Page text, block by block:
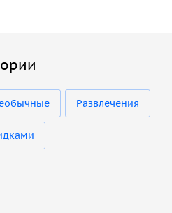
Развлечения